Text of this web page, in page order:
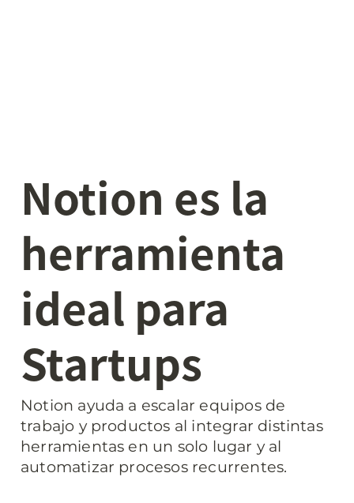
Notion es la
herramienta
ideal para
Startups
Notion ayuda a escalar equipos de
trabajo y productos al integrar distintas
herramientas en un solo lugar y al
automatizar procesos recurrentes.